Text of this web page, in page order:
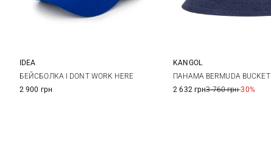
One size
IDEA
БЕЙСБОЛКА I DONT WORK HERE
2 900 грн
S M L
KANGOL
ПАНАМА BERMUDA BUCKET
2 632 грн3 760 грн-30%